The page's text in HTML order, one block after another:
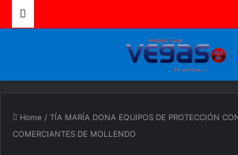
Home / TÍA MARÍA DONA EQUIPOS DE PROTECCIÓN
COMERCIANTES DE MOLLENDO